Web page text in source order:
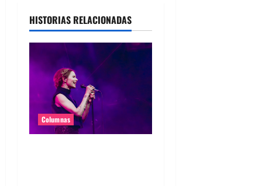
r
a
d
s
HISTORIAS RELACIONADAS
Columnas